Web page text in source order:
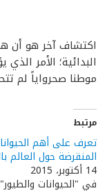
اكتشاف آخر هو أن
البدائية؛ الأمر
موطنا صحرواياً لم
مرتبط
تعرف على أهم
المنقرضة حول العالم
14 أكتوبر، 2015
في "الحيوانات والطيور"